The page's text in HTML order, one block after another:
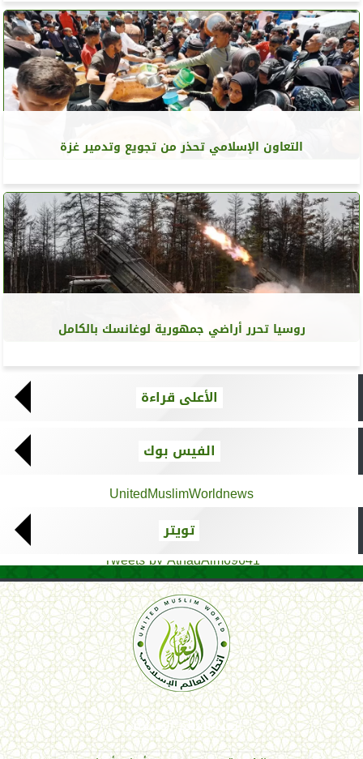
التعاون الإسلامي تحذر من تجويع وتدمير غزة
روسيا تحرر أراضي جمهورية لوغانسك بالكامل
الأعلى قراءة
الفيس بوك
UnitedMuslimWorldnews
تويتر
Tweets by AthadAlm69641
اتحاد العالم الإسلامي